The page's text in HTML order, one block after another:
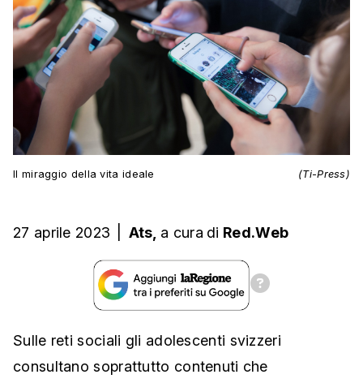
Il miraggio della vita ideale (Ti-Press)
27 aprile 2023 Ats, a cura di Red.Web
Sulle reti sociali gli adolescenti svizzeri
consultano soprattutto contenuti che